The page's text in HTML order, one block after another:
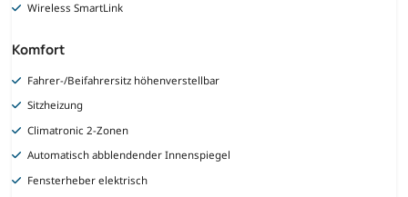
Wireless SmartLink
Komfort
Fahrer-/Beifahrersitz höhenverstellbar
Sitzheizung
Climatronic 2-Zonen
Automatisch abblendender Innenspiegel
Fensterheber elektrisch